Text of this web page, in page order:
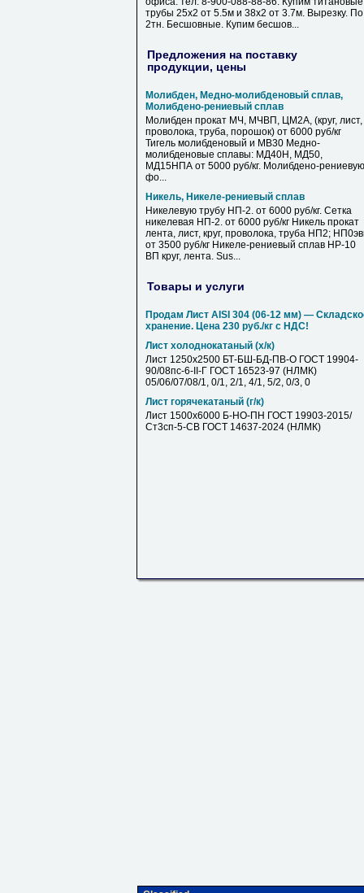
трубы 25х2 от 5.5м и 38х2 от 3.7м. Вырезку. По
2тн. Бесшовные. Купим бесшов...
Предложения на поставку
продукции, цены
Молибден, Медно-молибденовый сплав,
Молибдено-рениевый сплав
Молибден прокат МЧ, МЧВП, ЦМ2А, (круг, лист,
проволока, труба, порошок) от 6000 руб/кг
Тигель молибденовый и МВ30 Медно-
молибденовые сплавы: МД40Н, МД50,
МД15НПА от 5000 руб/кг. Молибдено-рениевую
фо...
Никель, Никеле-рениевый сплав
Никелевую трубу НП-2. от 6000 руб/кг. Сетка
никелевая НП-2. от 6000 руб/кг Никель прокат
лента, лист, круг, проволока, труба НП2;
от 3500 руб/кг Никеле-рениевый сплав НР-10
ВП круг, лента. Sus...
Товары и услуги
Продам Лист AISI 304 (06-12 мм) —
хранение. Цена 230 руб./кг с НДС!
Лист холоднокатаный (х/к)
Лист 1250х2500 БТ-БШ-БД-ПВ-О ГОСТ 19904-
90/08пс-6-II-Г ГОСТ 16523-97 (НЛМК)
05/06/07/08/1, 0/1, 2/1, 4/1, 5/2, 0/3, 0
Лист горячекатаный (г/к)
Лист 1500х6000 Б-НО-ПН ГОСТ 19903-2015/
Ст3сп-5-СВ ГОСТ 14637-2024 (НЛМК)